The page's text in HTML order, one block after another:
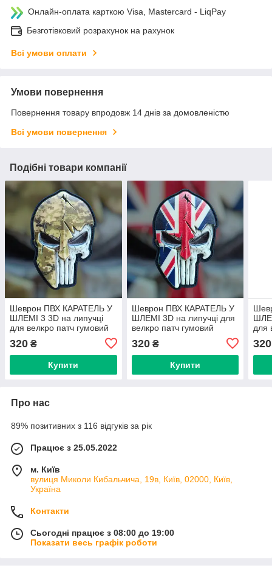
Онлайн-оплата карткою Visa, Mastercard - LiqPay
Безготівковий розрахунок на рахунок
Всі умови оплати
Умови повернення
Повернення товару впродовж 14 днів за домовленістю
Всі умови повернення
Подібні товари компанії
Шеврон ПВХ КАРАТЕЛЬ У
ШЛЕМІ 3 3D на липучці
для велкро патч гумовий
320 ₴
Купити
Шеврон ПВХ КАРАТЕЛЬ У
ШЛЕМІ 3D на липучці для
велкро патч гумовий
320₴
Купити
для
320
Про нас
89% позитивних з 116 відгуків за рік
Працює з 25.05.2022
м. Київ
вулиця Миколи Кибальчича, 19в, Київ, 02000, Київ,
Україна
Контакти
Сьогодні працює з 08:00 до 19:00
Показати весь графік роботи